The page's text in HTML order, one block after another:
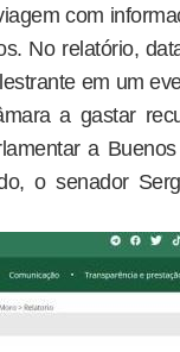
com
No relatório,
em um
a gastar
a
o senador